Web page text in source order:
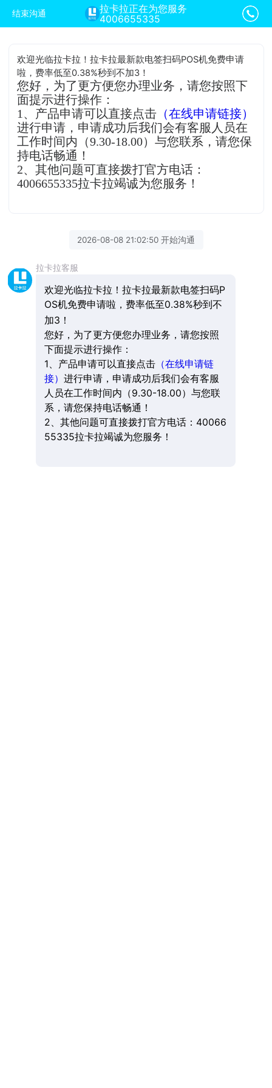
结束沟通
拉卡拉正在为您服务
4006655335
欢迎光临拉卡拉！拉卡拉最新款电签扫码POS机免费申请
啦，费率低至0.38%秒到不加3！
您好，为了更方便您办理业务，请您按照下
面提示进行操作：
1、产品申请可以直接点击 （在线申请链接）
进行申请，申请成功后我们会有客服人员在
工作时间内（9.30-18.00）与您联系，请您保
持电话畅通！
2、其他问题可直接拨打官方电话：
4006655335拉卡拉竭诚为您服务！
2026-08-08 21:02:50 开始沟通
拉卡拉客服
欢迎光临拉卡拉！拉卡拉最新款电签扫码P
OS机免费申请啦，费率低至0.38%秒到不
加3！
您好，为了更方便您办理业务，请您按照
下面提示进行操作：
1、产品申请可以直接点击（在线申请链
接） 进行申请，申请成功后我们会有客服
人员在工作时间内（9.30-18.00）与您联
系，请您保持电话畅通！
2、其他问题可直接拨打官方电话：40066
55335拉卡拉竭诚为您服务！